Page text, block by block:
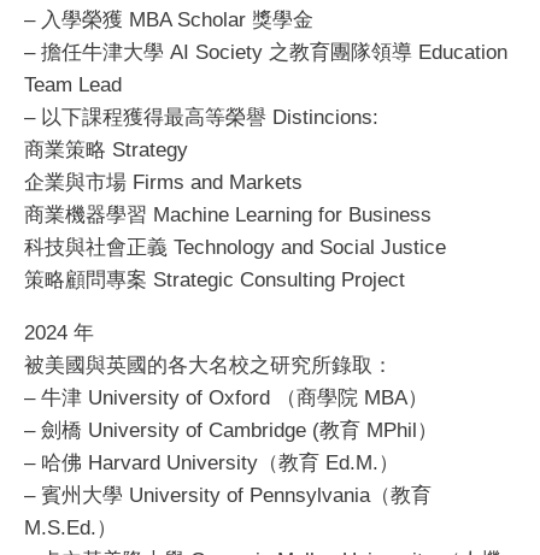
– 入學榮獲 MBA Scholar 獎學金
– 擔任牛津大學 AI Society 之教育團隊領導 Education
Team Lead
– 以下課程獲得最高等榮譽 Distincions:
商業策略 Strategy
企業與市場 Firms and Markets
商業機器學習 Machine Learning for Business
科技與社會正義 Technology and Social Justice
策略顧問專案 Strategic Consulting Project
2024 年
被美國與英國的各大名校之研究所錄取：
– 牛津 University of Oxford （商學院 MBA）
– 劍橋 University of Cambridge (教育 MPhil）
– 哈佛 Harvard University（教育 Ed.M.）
– 賓州大學 University of Pennsylvania（教育
M.S.Ed.）